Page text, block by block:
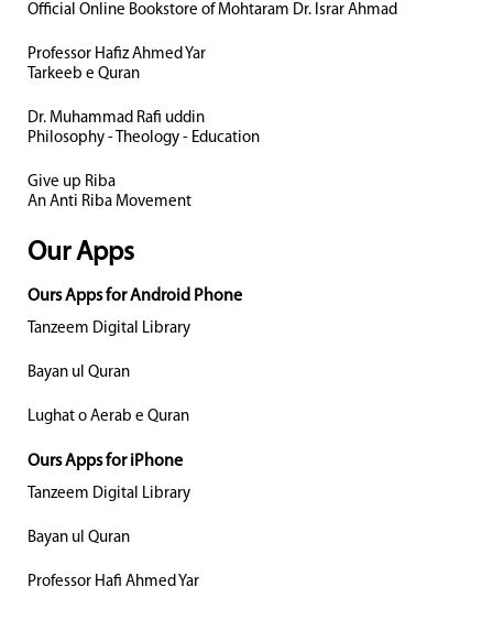
Official Online Bookstore of Mohtaram Dr. Israr Ahmad
Professor Hafiz Ahmed Yar
Tarkeeb e Quran
Dr. Muhammad Rafi uddin
Philosophy - Theology - Education
Give up Riba
An Anti Riba Movement
Our Apps
Ours Apps for Android Phone
Tanzeem Digital Library
Bayan ul Quran
Lughat o Aerab e Quran
Ours Apps for iPhone
Tanzeem Digital Library
Bayan ul Quran
Professor Hafi Ahmed Yar